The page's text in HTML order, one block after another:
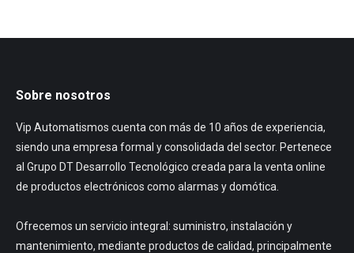
Sobre nosotros
Vip Automatismos cuenta con más de 10 años de experiencia,
siendo una empresa formal y consolidada del sector. Pertenece
al Grupo DT Desarrollo Tecnológico creada para la venta online
de productos electrónicos como alarmas y domótica.
Ofrecemos un servicio integral: suministro, instalación y
mantenimiento, mediante productos de calidad, principalmente